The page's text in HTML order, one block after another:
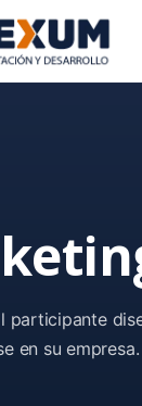
participante
en su empresa.